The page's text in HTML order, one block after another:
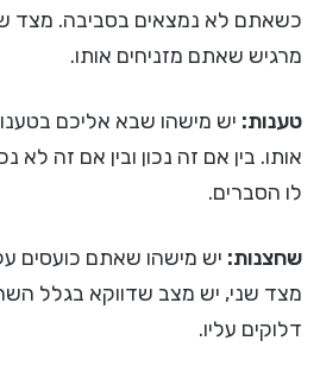
כשאתם לא נמצאים בסביבה. מצד
מרגיש שאתם מזניחים אותו.
טענות: יש מישהו שבא אליכם
אותו. בין אם זה נכון ובין אם זה לא
לו הסברים.
שחצנות: יש מישהו שאתם כועסים
מצד שני, יש מצב שדווקא בגלל
דלוקים עליו.